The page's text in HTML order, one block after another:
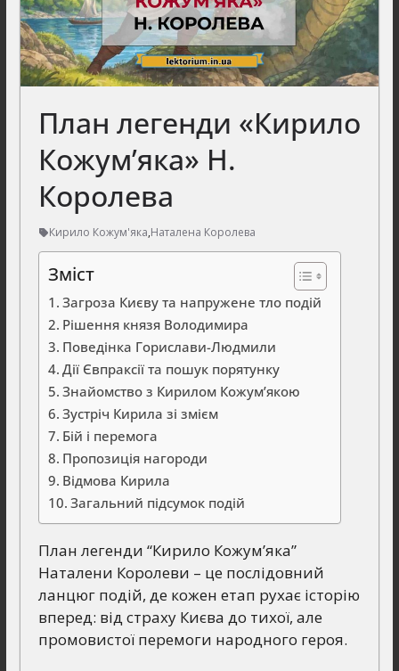
План легенди «Кирило
Кожум’яка» Н.
Королева
Кирило Кожум'яка,Наталена Королева
Зміст
Загроза Києву та напружене тло подій
Рішення князя Володимира
Поведінка Горислави-Людмили
Дії Євпраксії та пошук порятунку
Знайомство з Кирилом Кожум’якою
Зустріч Кирила зі змієм
Бій і перемога
Пропозиція нагороди
Відмова Кирила
Загальний підсумок подій
План легенди “Кирило Кожум’яка”
Наталени Королеви – це послідовний
ланцюг подій, де кожен етап рухає історію
вперед: від страху Києва до тихої, але
промовистої перемоги народного героя.